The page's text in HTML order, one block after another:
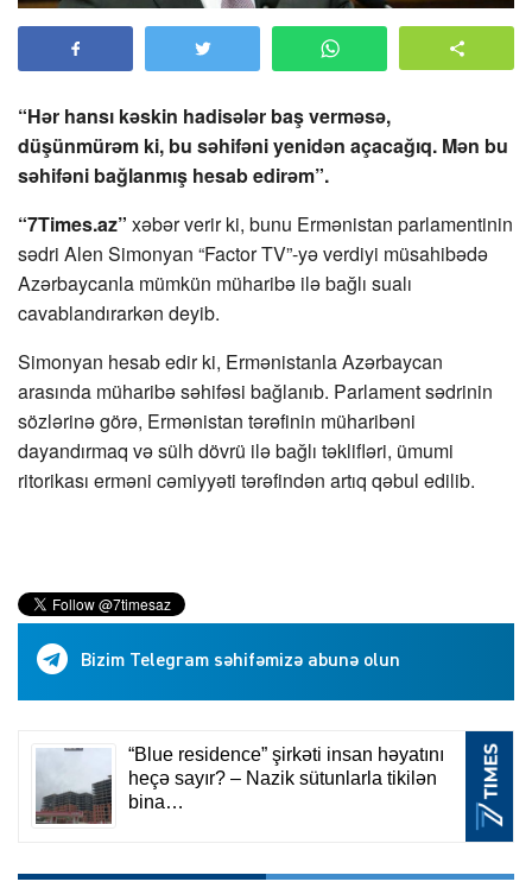
“Hər hansı kəskin hadisələr baş verməsə,
düşünmürəm ki, bu səhifəni yenidən açacağıq. Mən bu
səhifəni bağlanmış hesab edirəm”.
“7Times.az” xəbər verir ki, bunu Ermənistan parlamentinin
sədri Alen Simonyan “Factor TV”-yə verdiyi müsahibədə
Azərbaycanla mümkün müharibə ilə bağlı sualı
cavablandırarkən deyib.
Simonyan hesab edir ki, Ermənistanla Azərbaycan
arasında müharibə səhifəsi bağlanıb. Parlament sədrinin
sözlərinə görə, Ermənistan tərəfinin müharibəni
dayandırmaq və sülh dövrü ilə bağlı təklifləri, ümumi
ritorikası erməni cəmiyyəti tərəfindən artıq qəbul edilib.
Bizim Telegram səhifəmizə abunə olun